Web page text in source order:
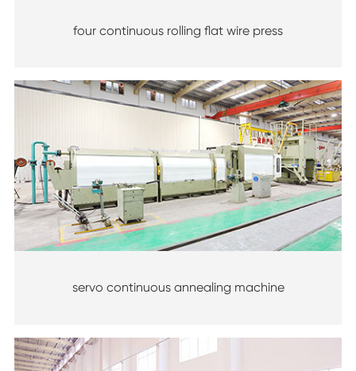
four continuous rolling flat wire press
servo continuous annealing machine